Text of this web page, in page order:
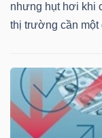
nhưng hụt hơi khi
thị trường cần